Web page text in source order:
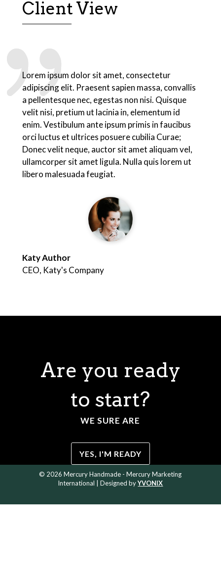
Client View
Lorem ipsum dolor sit amet, consectetur
adipiscing elit. Praesent sapien massa, convallis
a pellentesque nec, egestas non nisi. Quisque
velit nisi, pretium ut lacinia in, elementum id
enim. Vestibulum ante ipsum primis in faucibus
orci luctus et ultrices posuere cubilia Curae;
Donec velit neque, auctor sit amet aliquam vel,
ullamcorper sit amet ligula. Nulla quis lorem ut
libero malesuada feugiat.
Katy Author
CEO, Katy's Company
Are you ready
to start?
WE SURE ARE
YES, I'M READY
© 2026 Mercury Handmade - Mercury Marketing
International | Designed byYVONIX